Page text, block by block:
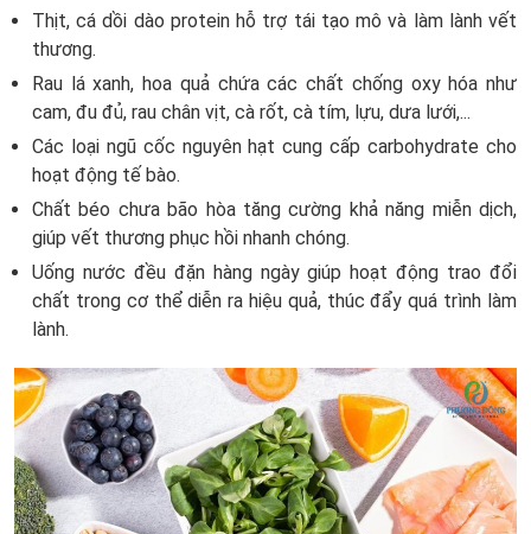
Thịt, cá dồi dào protein hỗ trợ tái tạo mô và làm lành vết
thương.
Rau lá xanh, hoa quả chứa các chất chống oxy hóa như
cam, đu đủ, rau chân vịt, cà rốt, cà tím, lựu, dưa lưới,...
Các loại ngũ cốc nguyên hạt cung cấp carbohydrate cho
hoạt động tế bào.
Chất béo chưa bão hòa tăng cường khả năng miễn dịch,
giúp vết thương phục hồi nhanh chóng.
Uống nước đều đặn hàng ngày giúp hoạt động trao đổi
chất trong cơ thể diễn ra hiệu quả, thúc đẩy quá trình làm
lành.